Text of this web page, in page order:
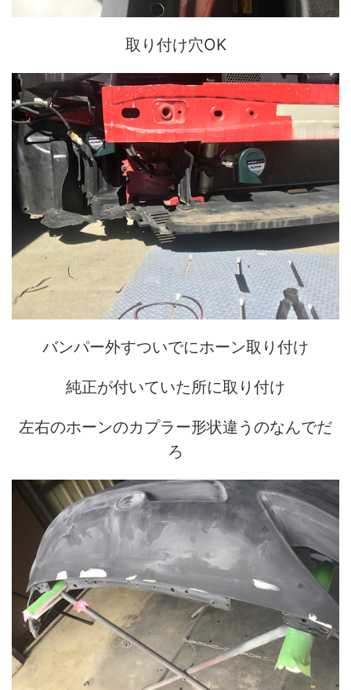
取り付け穴OK
バンパー外すついでにホーン取り付け
純正が付いていた所に取り付け
左右のホーンのカプラー形状違うのなんでだ
ろ